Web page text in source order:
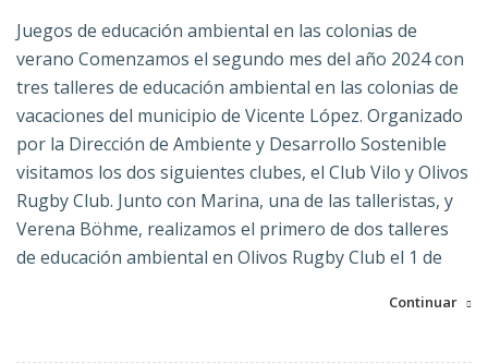
Juegos de educación ambiental en las colonias de
verano Comenzamos el segundo mes del año 2024 con
tres talleres de educación ambiental en las colonias de
vacaciones del municipio de Vicente López. Organizado
por la Dirección de Ambiente y Desarrollo Sostenible
visitamos los dos siguientes clubes, el Club Vilo y Olivos
Rugby Club. Junto con Marina, una de las talleristas, y
Verena Böhme, realizamos el primero de dos talleres
de educación ambiental en Olivos Rugby Club el 1 de
Continuar